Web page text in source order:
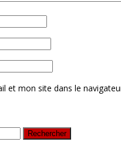
et mon site dans le